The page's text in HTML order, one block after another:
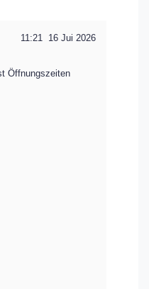
16 Jui 2026
11:21
Öffnungszeiten